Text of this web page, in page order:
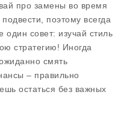
про замены во время
поэтому всегда
совет: изучай стиль
стратегию! Иногда
смять
– правильно
остаться без важных